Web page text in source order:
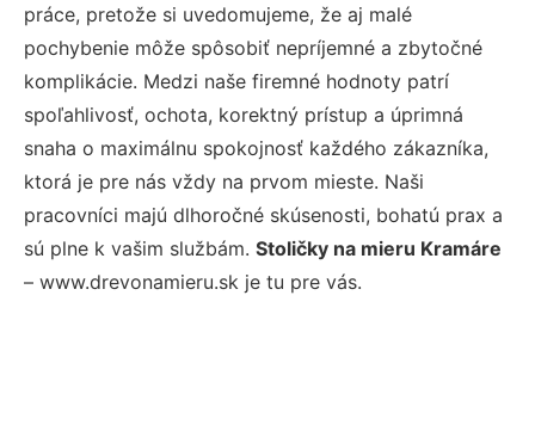
práce, pretože si uvedomujeme, že aj malé
pochybenie môže spôsobiť nepríjemné a zbytočné
komplikácie. Medzi naše firemné hodnoty patrí
spoľahlivosť, ochota, korektný prístup a úprimná
snaha o maximálnu spokojnosť každého zákazníka,
ktorá je pre nás vždy na prvom mieste. Naši
pracovníci majú dlhoročné skúsenosti, bohatú prax a
sú plne k vašim službám. Stoličky na mieru Kramáre
– www.drevonamieru.sk je tu pre vás.